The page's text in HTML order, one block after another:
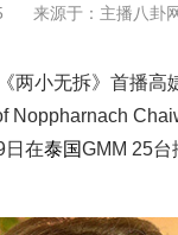
来源于：主播八卦
《两小无拆》首播高
Noppharnach
日在泰国GMM 25台